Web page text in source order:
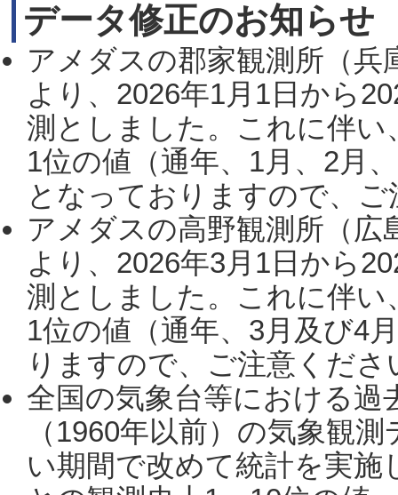
データ修正のお知らせ
アメダスの郡家観測所（
より、2026年1月1日から
測としました。これに伴い
1位の値（通年、1月、2月
となっておりますので、
アメダスの高野観測所（
より、2026年3月1日から
測としました。これに伴い
1位の値（通年、3月及び4
りますので、ご注意くだ
全国の気象台等における過
（1960年以前）の気象観
い期間で改めて統計を実